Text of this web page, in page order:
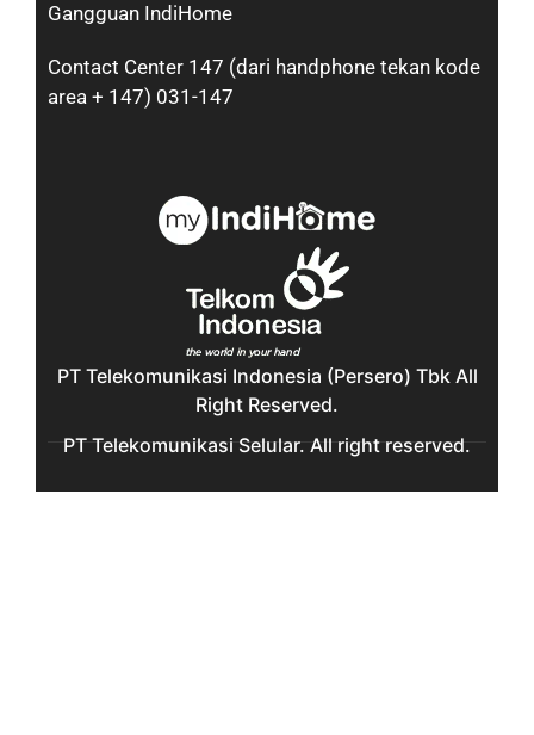
Gangguan IndiHome
Contact Center 147 (dari handphone tekan kode
area + 147) 031-147
PT Telekomunikasi Indonesia (Persero) Tbk All
Right Reserved.
PT Telekomunikasi Selular. All right reserved.